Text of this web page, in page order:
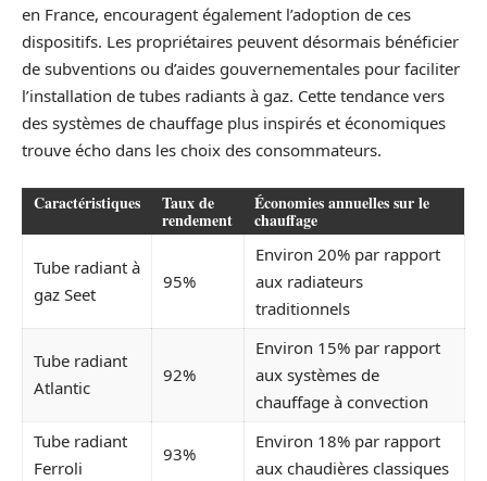
en France, encouragent également l’adoption de ces
dispositifs. Les propriétaires peuvent désormais bénéficier
de subventions ou d’aides gouvernementales pour faciliter
l’installation de tubes radiants à gaz. Cette tendance vers
des systèmes de chauffage plus inspirés et économiques
trouve écho dans les choix des consommateurs.
Caractéristiques Taux de
rendement
Économies annuelles sur le
chauffage
Tube radiant à
gaz Seet
95%
Environ 20% par rapport
aux radiateurs
traditionnels
Tube radiant
Atlantic
92%
Environ 15% par rapport
aux systèmes de
chauffage à convection
Tube radiant
Ferroli
93%
Environ 18% par rapport
aux chaudières classiques